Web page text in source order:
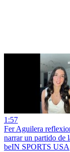
1:57
Fer Aguilera
narrar un partido de
beIN SPORTS USA